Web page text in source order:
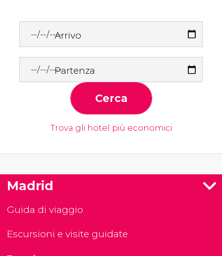
Arrivo
Partenza
Cerca
Trova gli hotel più economici
Madrid
Guida di viaggio
Escursioni e visite guidate